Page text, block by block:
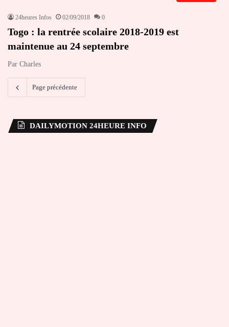
24heures Infos 02/09/2018 0
Togo : la rentrée scolaire 2018-2019 est
maintenue au 24 septembre
Par Charles
Page précédente
DAILYMOTION 24HEURE INFO